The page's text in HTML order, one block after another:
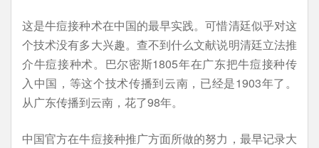
这是牛痘接种术在中国的最早实践。可惜清廷似乎对这
个技术没有多大兴趣。查不到什么文献说明清廷立法推
介牛痘接种术。巴尔密斯1805年在广东把牛痘接种传
入中国，等这个技术传播到云南，已经是1903年了。
从广东传播到云南，花了98年。
中国官方在牛痘接种推广方面所做的努力，最早记录大